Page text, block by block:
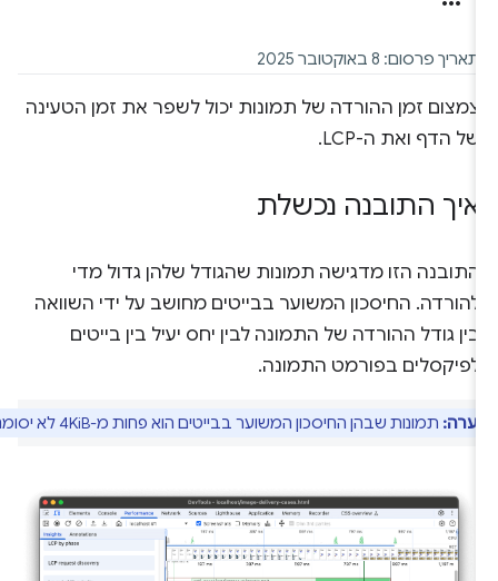
תאריך פרסום: 8 באוקטובר 2025
צמצום זמן ההורדה של תמונות יכול לשפר את זמן הטעינה
של הדף ואת ה-LCP.
איך התובנה נכשלת
התובנה הזו מדגישה תמונות שהגודל שלהן גדול מדי
להורדה. החיסכון המשוער בבייטים מחושב על ידי השוואה
בין גודל ההורדה של התמונה לבין יחס יעיל בין בייטים
לפיקסלים בפורמט התמונה.
תמונות שבהן החיסכון המשוער בבייטים הוא פחות מ-4KiB לא יסומנו.